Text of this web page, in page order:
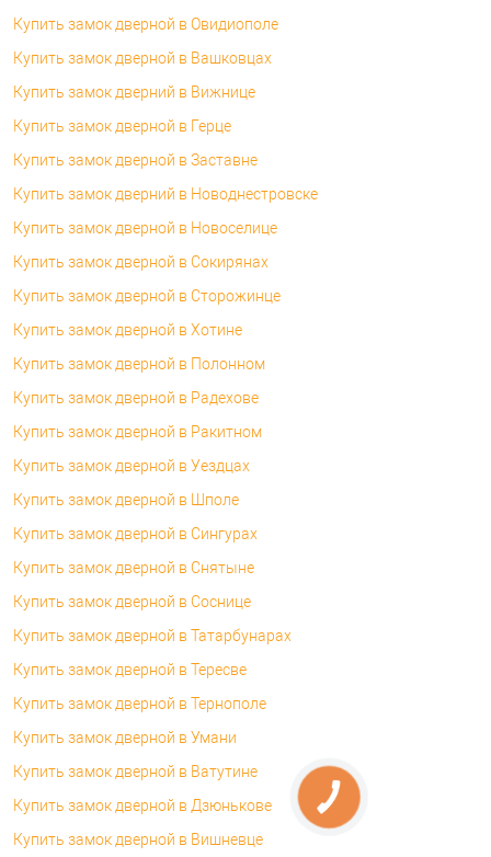
Купить замок дверной в Овидиополе
Купить замок дверной в Вашковцах
Купить замок дверний в Вижнице
Купить замок дверной в Герце
Купить замок дверной в Заставне
Купить замок дверний в Новоднестровске
Купить замок дверной в Новоселице
Купить замок дверной в Сокирянах
Купить замок дверной в Сторожинце
Купить замок дверной в Хотине
Купить замок дверной в Полонном
Купить замок дверной в Радехове
Купить замок дверной в Ракитном
Купить замок дверной в Уездцах
Купить замок дверной в Шполе
Купить замок дверной в Сингурах
Купить замок дверной в Снятыне
Купить замок дверной в Соснице
Купить замок дверной в Татарбунарах
Купить замок дверной в Тересве
Купить замок дверной в Тернополе
Купить замок дверной в Умани
Купить замок дверной в Ватутине
Купить замок дверной в Дзюнькове
Купить замок дверной в Вишневце